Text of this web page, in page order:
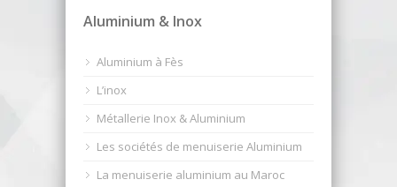
Aluminium & Inox
Aluminium à Fès
L’inox
Métallerie Inox & Aluminium
Les sociétés de menuiserie Aluminium
La menuiserie aluminium au Maroc